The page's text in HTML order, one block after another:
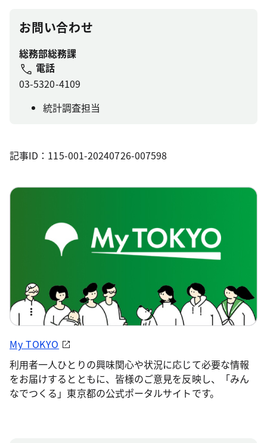
お問い合わせ
総務部総務課
電話
03-5320-4109
統計調査担当
記事ID：115-001-20240726-007598
My TOKYO
利用者一人ひとりの興味関心や状況に応じて必要な情報
をお届けするとともに、皆様のご意見を反映し、「みん
なでつくる」東京都の公式ポータルサイトです。